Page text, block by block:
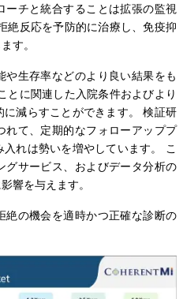
チと統合することは拡張の監視
絶反応を予防的に治療し、免疫抑
す。
生存率などのより良い結果をも
とに関連した入院条件およびより
減らすことができます。 検証研
れて、定期的なフォローアッププ
れは勢いを増やしています。 こ
グサービス、およびデータ分析の
響を与えます。
絶の機会を適時かつ正確な診断の